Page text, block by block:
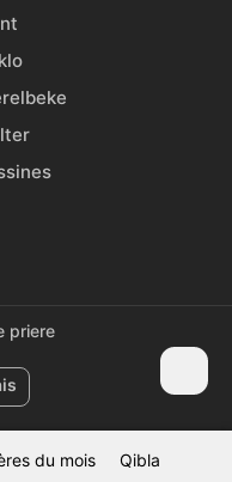
du mois Qibla
priere